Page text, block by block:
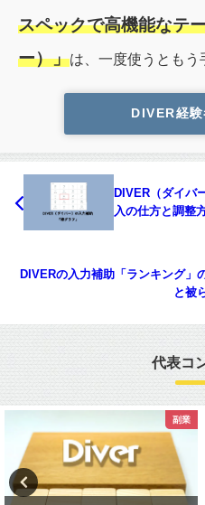
スペックで高機能なテ
ー）」は、一度使うともう
DIVER経
DIVER（ダイバ
入の仕方と調整
DIVERの入力補助「ランキング」
と被
代表コ
副業